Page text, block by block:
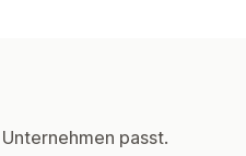
passt.